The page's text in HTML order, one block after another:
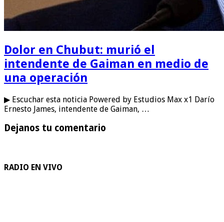
Dolor en Chubut: murió el
intendente de Gaiman en medio de
una operación
▶ Escuchar esta noticia Powered by Estudios Max x1 Darío
Ernesto James, intendente de Gaiman, …
Dejanos tu comentario
RADIO EN VIVO